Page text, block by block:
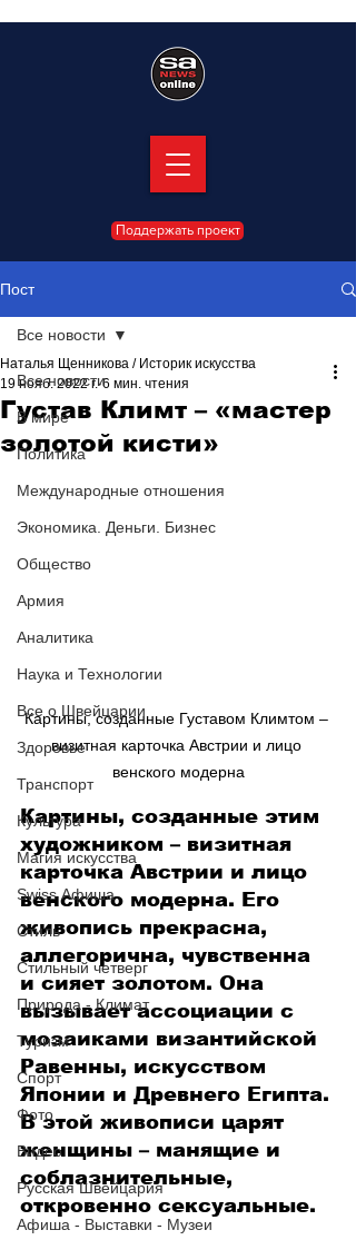
Поддержать проект
Пост
Все новости
В мире
Политика
Международные отношения
Экономика. Деньги. Бизнес
Общество
Армия
Аналитика
Наука и Технологии
Все о Швейцарии
Здоровье
Транспорт
Культура
Магия искусства
Swiss Афиша
Стиль
Стильный четверг
Природа - Климат
Туризм
Спорт
Фото
Видео
Русская Швейцария
Афиша - Выставки - Музеи
Все новости
Густав Климт – «мастер
золотой кисти»
Наталья Щенникова / Историк искусства
19 нояб. 2022 г. 6 мин. чтения
Картины, созданные Густавом Климтом –
визитная карточка Австрии и лицо
венского модерна
Картины, созданные этим
художником – визитная
карточка Австрии и лицо
венского модерна. Его
живопись прекрасна,
аллегорична, чувственна
и сияет золотом. Она
вызывает ассоциации с
мозаиками византийской
Равенны, искусством
Японии и Древнего Египта.
В этой живописи царят
женщины – манящие и
соблазнительные,
откровенно сексуальные.